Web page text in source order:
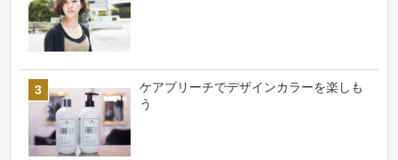
ケアブリーチでデザインカラーを楽しも
う